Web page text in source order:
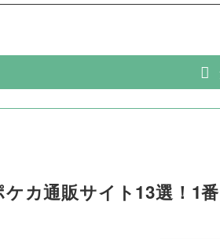
カ通販サイト13選！1